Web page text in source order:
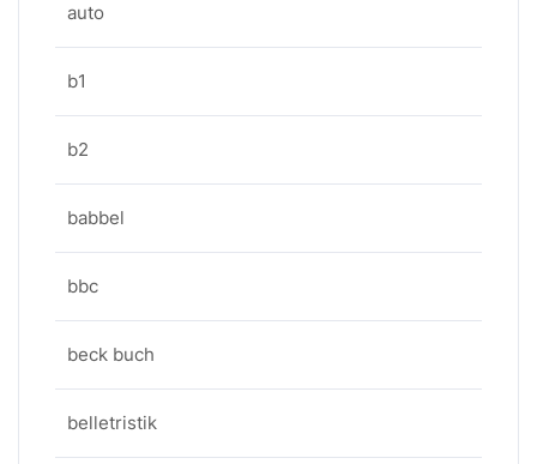
auto
b1
b2
babbel
bbc
beck buch
belletristik